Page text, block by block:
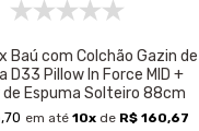
Baú com Colchão Gazin de
D33 Pillow In Force MID +
de Espuma Solteiro 88cm
em até 10x de R$ 160,67